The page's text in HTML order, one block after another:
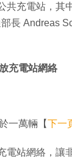
充電站，其
長 Andreas
充電站網絡
一萬輛【下一
站網絡，讓